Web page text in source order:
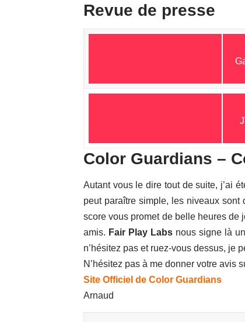
Revue de presse
Color Guardians –
Autant vous le dire tout de suite, j’ai
peut paraître simple, les niveaux
score vous promet de belle heures de
amis. Fair Play Labsnous signe là
n’hésitez pas et ruez-vous dessus, je
N’hésitez pas à me donner votre avis
Site Officiel de Color Guardians
Arnaud